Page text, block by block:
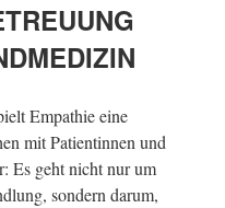
Empathie eine
mit Patientinnen und
Es geht nicht nur um
sondern darum,